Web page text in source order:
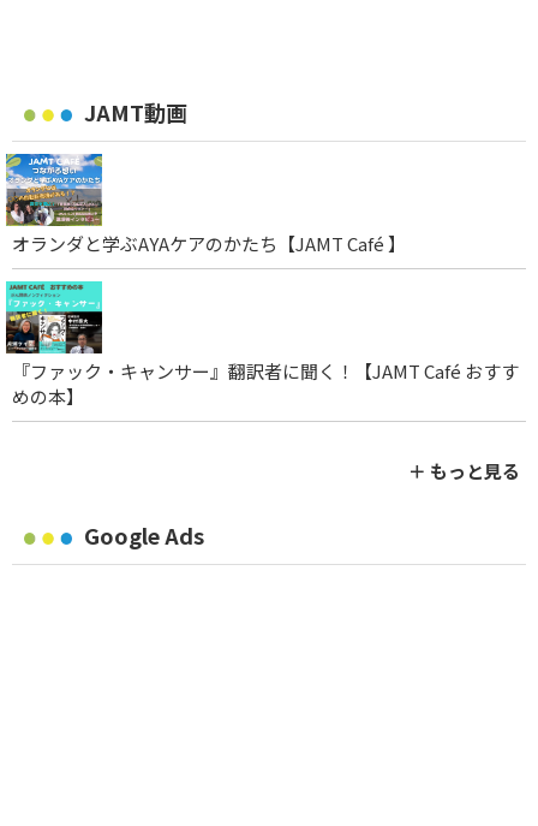
JAMT動画
オランダと学ぶAYAケアのかたち【JAMT Café 】
『ファック・キャンサー』翻訳者に聞く！【JAMT Café おすす
めの本】
＋ もっと見る
Google Ads